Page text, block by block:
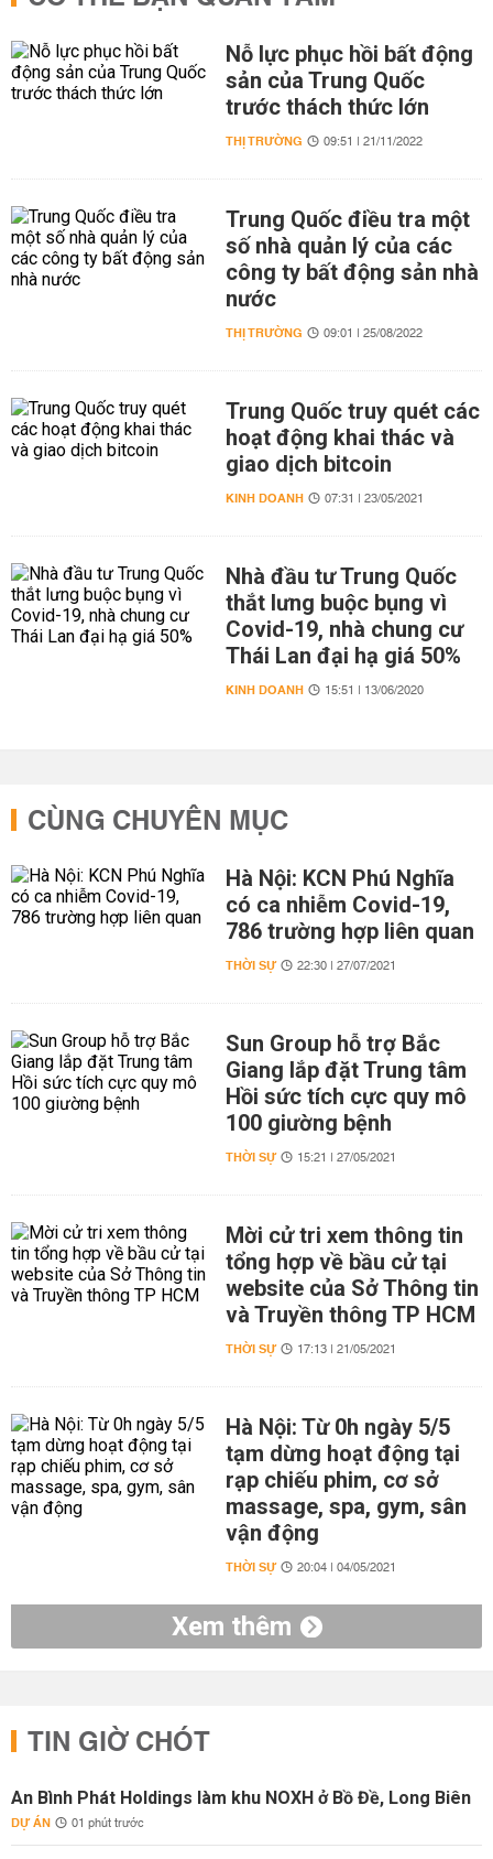
Nỗ lực phục hồi bất động
sản của Trung Quốc
trước thách thức lớn
THỊ TRƯỜNG 09:51 | 21/11/2022
Trung Quốc điều tra một
số nhà quản lý của các
công ty bất động sản nhà
nước
THỊ TRƯỜNG 09:01 | 25/08/2022
Trung Quốc truy quét các
hoạt động khai thác và
giao dịch bitcoin
KINH DOANH 07:31 | 23/05/2021
Nhà đầu tư Trung Quốc
thắt lưng buộc bụng vì
Covid-19, nhà chung cư
Thái Lan đại hạ giá 50%
KINH DOANH 15:51 | 13/06/2020
CÙNG CHUYÊN MỤC
Hà Nội: KCN Phú Nghĩa
có ca nhiễm Covid-19,
786 trường hợp liên quan
THỜI SỰ 22:30 | 27/07/2021
Sun Group hỗ trợ Bắc
Giang lắp đặt Trung tâm
Hồi sức tích cực quy mô
100 giường bệnh
THỜI SỰ 15:21 | 27/05/2021
Mời cử tri xem thông tin
tổng hợp về bầu cử tại
website của Sở Thông tin
và Truyền thông TP HCM
THỜI SỰ 17:13 | 21/05/2021
Hà Nội: Từ 0h ngày 5/5
tạm dừng hoạt động tại
rạp chiếu phim, cơ sở
massage, spa, gym, sân
vận động
THỜI SỰ 20:04 | 04/05/2021
Xem thêm
TIN GIỜ CHÓT
An Bình Phát Holdings làm khu NOXH ở Bồ Đề, Long Biên
DỰ ÁN 01 phút trước